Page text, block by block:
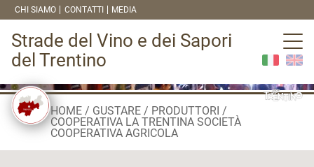
CHI SIAMO CONTATTI MEDIA
Strade del Vino e dei Sapori
del Trentino
HOME GUSTARE
PRODUTTORI
COOPERATIVA LA TRENTINA SOCIETÀ
COOPERATIVA AGRICOLA